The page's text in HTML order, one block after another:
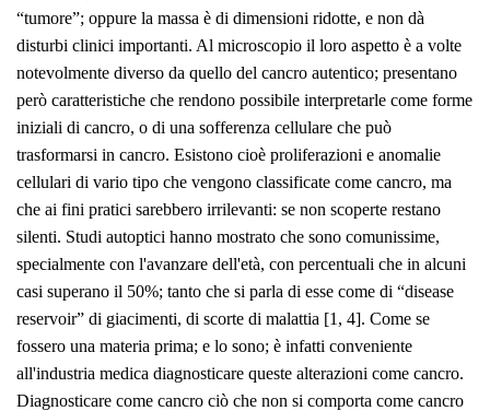
“tumore”; oppure la massa è di dimensioni ridotte, e non dà
disturbi clinici importanti. Al microscopio il loro aspetto è a volte
notevolmente diverso da quello del cancro autentico; presentano
però caratteristiche che rendono possibile interpretarle come forme
iniziali di cancro, o di una sofferenza cellulare che può
trasformarsi in cancro. Esistono cioè proliferazioni e anomalie
cellulari di vario tipo che vengono classificate come cancro, ma
che ai fini pratici sarebbero irrilevanti: se non scoperte restano
silenti. Studi autoptici hanno mostrato che sono comunissime,
specialmente con l'avanzare dell'età, con percentuali che in alcuni
casi superano il 50%; tanto che si parla di esse come di “disease
reservoir” di giacimenti, di scorte di malattia [1, 4]. Come se
fossero una materia prima; e lo sono; è infatti conveniente
all'industria medica diagnosticare queste alterazioni come cancro.
Diagnosticare come cancro ciò che non si comporta come cancro